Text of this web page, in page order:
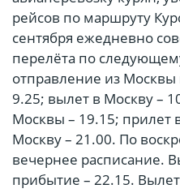
рейсов по маршруту
сентября ежедневно
перелёта по
отправление из Москвы
9.25; вылет в Москву –
Москвы – 19.15; прилет
Москву – 21.00. По
вечернее расписание.
прибытие – 22.15.